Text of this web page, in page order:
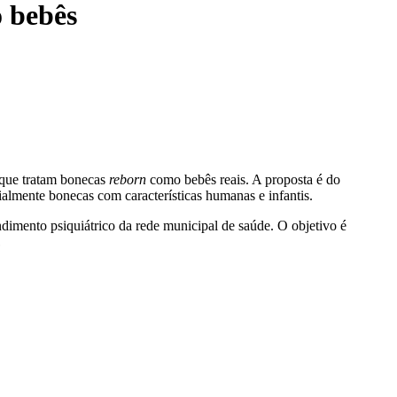
tratam bonecas reborn como bebês reais. A proposta é do
bonecas com características humanas e infantis.
psiquiátrico da rede municipal de saúde. O objetivo é